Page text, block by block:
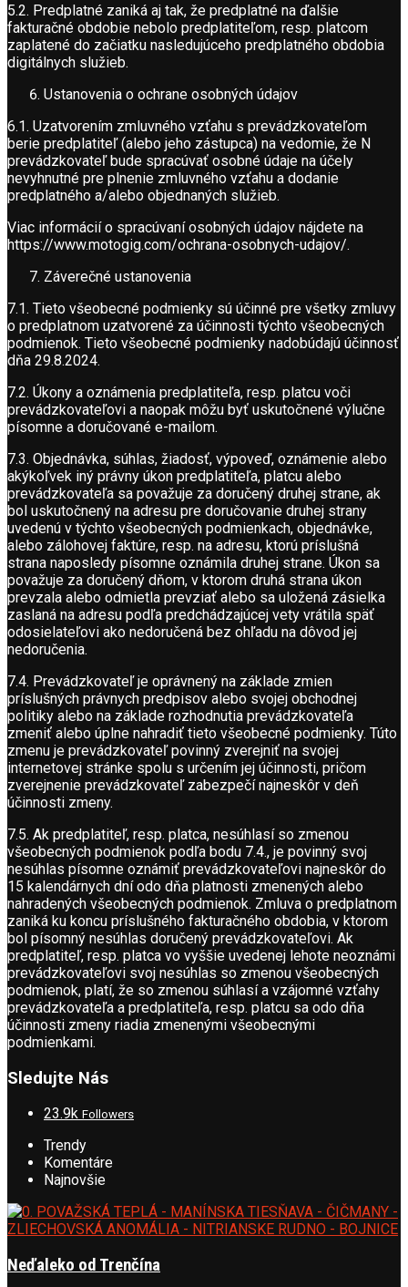
5.2. Predplatné zaniká aj tak, že predplatné na ďalšie
fakturačné obdobie nebolo predplatiteľom, resp. platcom
zaplatené do začiatku nasledujúceho predplatného obdobia
digitálnych služieb.
Ustanovenia o ochrane osobných údajov
6.1. Uzatvorením zmluvného vzťahu s prevádzkovateľom
berie predplatiteľ (alebo jeho zástupca) na vedomie, že N
prevádzkovateľ bude spracúvať osobné údaje na účely
nevyhnutné pre plnenie zmluvného vzťahu a dodanie
predplatného a/alebo objednaných služieb.
Viac informácií o spracúvaní osobných údajov nájdete na
https://www.motogig.com/ochrana-osobnych-udajov/.
Záverečné ustanovenia
7.1. Tieto všeobecné podmienky sú účinné pre všetky zmluvy
o predplatnom uzatvorené za účinnosti týchto všeobecných
podmienok. Tieto všeobecné podmienky nadobúdajú účinnosť
dňa 29.8.2024.
7.2. Úkony a oznámenia predplatiteľa, resp. platcu voči
prevádzkovateľovi a naopak môžu byť uskutočnené výlučne
písomne a doručované e-mailom.
7.3. Objednávka, súhlas, žiadosť, výpoveď, oznámenie alebo
akýkoľvek iný právny úkon predplatiteľa, platcu alebo
prevádzkovateľa sa považuje za doručený druhej strane, ak
bol uskutočnený na adresu pre doručovanie druhej strany
uvedenú v týchto všeobecných podmienkach, objednávke,
alebo zálohovej faktúre, resp. na adresu, ktorú príslušná
strana naposledy písomne oznámila druhej strane. Úkon sa
považuje za doručený dňom, v ktorom druhá strana úkon
prevzala alebo odmietla prevziať alebo sa uložená zásielka
zaslaná na adresu podľa predchádzajúcej vety vrátila späť
odosielateľovi ako nedoručená bez ohľadu na dôvod jej
nedoručenia.
7.4. Prevádzkovateľ je oprávnený na základe zmien
príslušných právnych predpisov alebo svojej obchodnej
politiky alebo na základe rozhodnutia prevádzkovateľa
zmeniť alebo úplne nahradiť tieto všeobecné podmienky. Túto
zmenu je prevádzkovateľ povinný zverejniť na svojej
internetovej stránke spolu s určením jej účinnosti, pričom
zverejnenie prevádzkovateľ zabezpečí najneskôr v deň
účinnosti zmeny.
7.5. Ak predplatiteľ, resp. platca, nesúhlasí so zmenou
všeobecných podmienok podľa bodu 7.4., je povinný svoj
nesúhlas písomne oznámiť prevádzkovateľovi najneskôr do
15 kalendárnych dní odo dňa platnosti zmenených alebo
nahradených všeobecných podmienok. Zmluva o predplatnom
zaniká ku koncu príslušného fakturačného obdobia, v ktorom
bol písomný nesúhlas doručený prevádzkovateľovi. Ak
predplatiteľ, resp. platca vo vyššie uvedenej lehote neoznámi
prevádzkovateľovi svoj nesúhlas so zmenou všeobecných
podmienok, platí, že so zmenou súhlasí a vzájomné vzťahy
prevádzkovateľa a predplatiteľa, resp. platcu sa odo dňa
účinnosti zmeny riadia zmenenými všeobecnými
podmienkami.
Sledujte Nás
23.9k Followers
Trendy
Komentáre
Najnovšie
Neďaleko od Trenčína